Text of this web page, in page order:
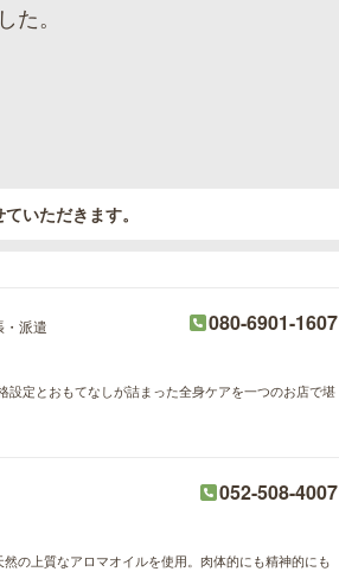
。
いただきます。
派遣 080-6901-1607
定とおもてなしが詰まった全身ケアを一つのお店で堪
052-508-4007
の上質なアロマオイルを使用。肉体的にも精神的にも